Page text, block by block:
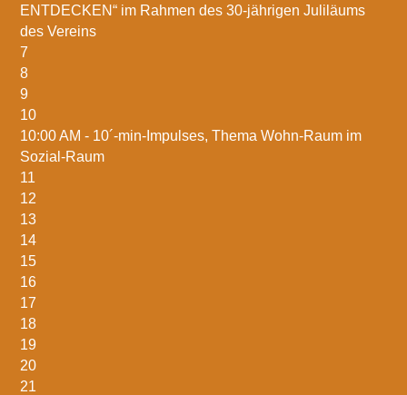
ENTDECKEN“ im Rahmen des 30-jährigen Juliläums
des Vereins
7
8
9
10
10:00 AM - 10´-min-Impulses, Thema Wohn-Raum im
Sozial-Raum
11
12
13
14
15
16
17
18
19
20
21